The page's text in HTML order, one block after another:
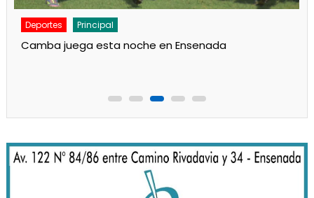
Deportes Noticias
Respaldo al Indio en Defensores